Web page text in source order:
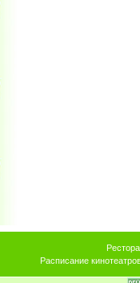
Расписание